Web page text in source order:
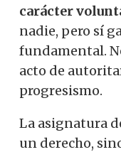
carácter
nadie, pero sí
fundamental.
acto de
progresismo.
La asignatura
un derecho,